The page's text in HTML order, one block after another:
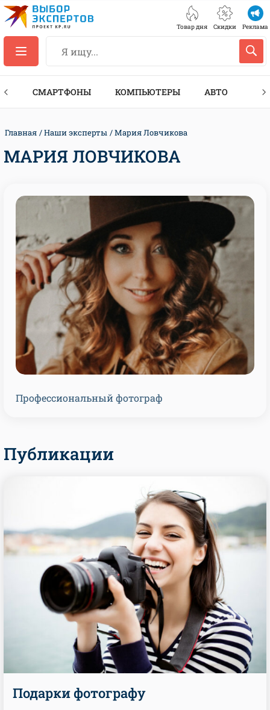
Товар дня Скидки Реклама
СМАРТФОНЫ КОМПЬЮТЕРЫ АВТО
Главная Наши эксперты Мария Ловчикова
МАРИЯ ЛОВЧИКОВА
Профессиональный фотограф
Публикации
Подарки фотографу